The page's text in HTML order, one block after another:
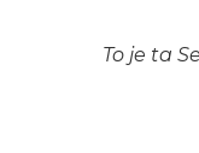
To je ta